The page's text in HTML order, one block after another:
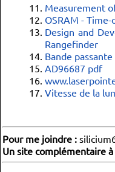
Measurement
OSRAM -
Design and
Rangefinder
Bande
AD96687 pdf
Vitesse de la
Pour me joindre :
Un site complémentaire à